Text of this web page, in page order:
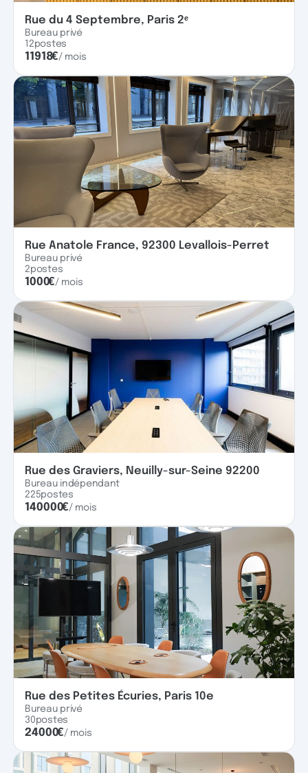
Rue du 4 Septembre, Paris 2ᵉ
Bureau privé
12postes
11918€/ mois
Rue Anatole France, 92300 Levallois-Perret
Bureau privé
2postes
1000€/ mois
Rue des Graviers, Neuilly-sur-Seine 92200
Bureau indépendant
225postes
140000€/ mois
Rue des Petites Écuries, Paris 10e
Bureau privé
30postes
24000€/ mois